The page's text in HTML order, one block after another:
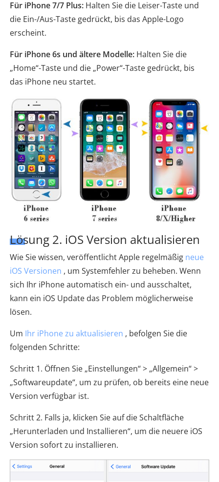
Für iPhone 7/7 Plus: Halten Sie die Leiser-Taste und
die Ein-/Aus-Taste gedrückt, bis das Apple-Logo
erscheint.
Für iPhone 6s und ältere Modelle: Halten Sie die
„Home“-Taste und die „Power“-Taste gedrückt, bis
das iPhone neu startet.
Lösung 2. iOS Version aktualisieren
Wie Sie wissen, veröffentlicht Apple regelmäßig neue
iOS Versionen , um Systemfehler zu beheben. Wenn
sich Ihr iPhone automatisch ein- und ausschaltet,
kann ein iOS Update das Problem möglicherweise
lösen.
Um Ihr iPhone zu aktualisieren , befolgen Sie die
folgenden Schritte:
Schritt 1. Öffnen Sie „Einstellungen“ > „Allgemein“ >
„Softwareupdate“, um zu prüfen, ob bereits eine neue
Version verfügbar ist.
Schritt 2. Falls ja, klicken Sie auf die Schaltfläche
„Herunterladen und Installieren“, um die neuere iOS
Version sofort zu installieren.